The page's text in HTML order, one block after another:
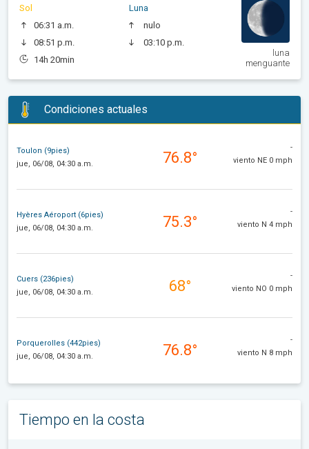
Sol
06:31 a.m.
08:51 p.m.
14h 20min
Luna
nulo
03:10 p.m.
luna
menguante
Condiciones actuales
Toulon (9pies)
jue, 06/08, 04:30 a.m.
76.8°
-
viento NE 0 mph
Hyères Aéroport (6pies)
jue, 06/08, 04:30 a.m.
75.3°
-
viento N 4 mph
Cuers (236pies)
jue, 06/08, 04:30 a.m.
68°
-
viento NO 0 mph
Porquerolles (442pies)
jue, 06/08, 04:30 a.m.
76.8°
-
viento N 8 mph
Tiempo en la costa